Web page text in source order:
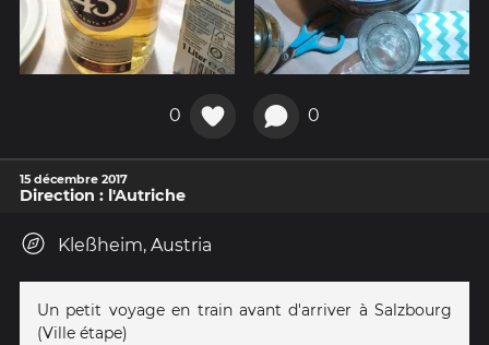
0 0
15 décembre 2017
Direction : l'Autriche
Kleßheim, Austria
Un petit voyage en train avant d'arriver à Salzbourg
(Ville étape)